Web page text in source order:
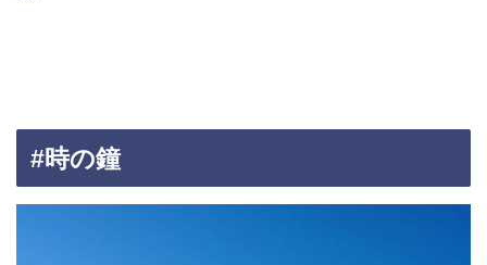
#時の鐘